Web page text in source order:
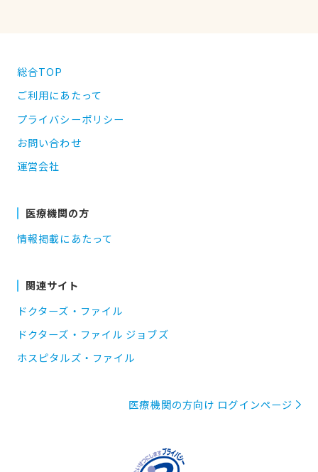
総合TOP
ご利用にあたって
プライバシーポリシー
お問い合わせ
運営会社
医療機関の方
情報掲載にあたって
関連サイト
ドクターズ・ファイル
ドクターズ・ファイル ジョブズ
ホスピタルズ・ファイル
医療機関の方向け ログインページ